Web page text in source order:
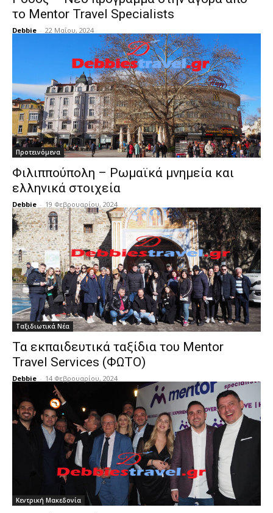
το Mentor Travel Specialists
Debbie - 22 Μαΐου, 2024
Προτεινόμενα
Φιλιππούπολη – Ρωμαϊκά μνημεία και
ελληνικά στοιχεία
Debbie - 19 Φεβρουαρίου, 2024
Ταξιδιωτικά Νέα
Τα εκπαιδευτικά ταξίδια του Mentor
Travel Services (ΦΩΤΟ)
Debbie - 14 Φεβρουαρίου, 2024
Κεντρική Μακεδονία